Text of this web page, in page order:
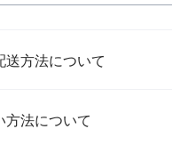
送方法について
方法について